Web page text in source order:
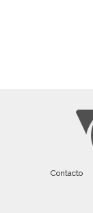
Contacto